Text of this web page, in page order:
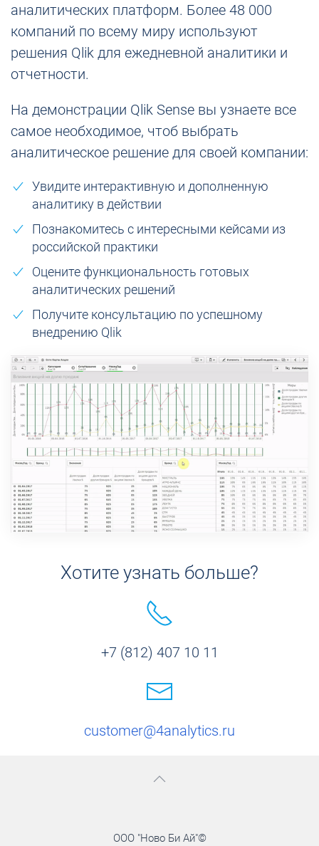
аналитических платформ. Более 48 000
компаний по всему миру используют
решения Qlik для ежедневной аналитики и
отчетности.
На демонстрации Qlik Sense вы узнаете все
самое необходимое, чтоб выбрать
аналитическое решение для своей компании:
Увидите интерактивную и дополненную
аналитику в действии
Познакомитесь с интересными кейсами из
российской практики
Оцените функциональность готовых
аналитических решений
Получите консультацию по успешному
внедрению Qlik
Хотите узнать больше?
+7 (812) 407 10 11
customer@4analytics.ru
ООО "Ново Би Ай"©